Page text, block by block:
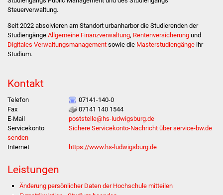
NETZMonitor
Gesundheit und Notfall
Ärzte und Apotheken
Index
ÖPNV
Steuerverwaltung.
Seit 2022 absolvieren am Standort urbanharbor die Studierenden der
Studiengänge Allgemeine Finanzverwaltung, Rentenversicherung und
Digitales Verwaltungsmanagementsowie die Masterstudiengänge ihr
Studium.
Kontakt
Telefon
07141-140-0
Fax
07141 140 1544
E-Mail
poststelle@hs-ludwigsburg.de
Servicekonto
Sichere Servicekonto-Nachricht über service-bw.de
senden
Internet
https://www.hs-ludwigsburg.de
Leistungen
Änderung persönlicher Daten der Hochschule mitteilen